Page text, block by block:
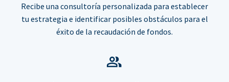
Recibe una consultoría personalizada para establecer
tu estrategia e identificar posibles obstáculos para el
éxito de la recaudación de fondos.